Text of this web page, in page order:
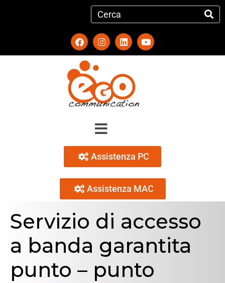
Assistenza PC
Assistenza MAC
Servizio di accesso
a banda garantita
punto – punto